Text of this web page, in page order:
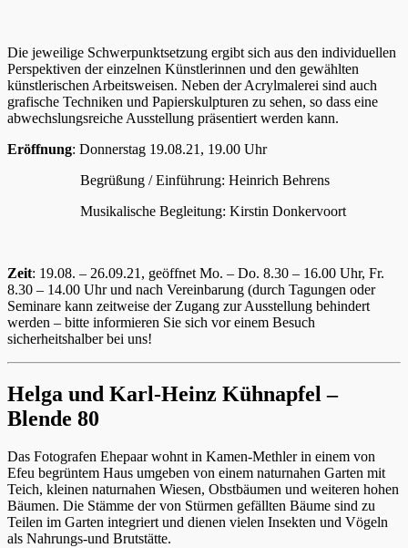
Die jeweilige Schwerpunktsetzung ergibt sich aus den individuellen
Perspektiven der einzelnen Künstlerinnen und den gewählten
künstlerischen Arbeitsweisen. Neben der Acrylmalerei sind auch
grafische Techniken und Papierskulpturen zu sehen, so dass eine
abwechslungsreiche Ausstellung präsentiert werden kann.
Eröffnung: Donnerstag 19.08.21, 19.00 Uhr
Begrüßung / Einführung: Heinrich Behrens
Musikalische Begleitung: Kirstin Donkervoort
Zeit: 19.08. – 26.09.21, geöffnet Mo. – Do. 8.30 – 16.00 Uhr, Fr.
8.30 – 14.00 Uhr und nach Vereinbarung (durch Tagungen oder
Seminare kann zeitweise der Zugang zur Ausstellung behindert
werden – bitte informieren Sie sich vor einem Besuch
sicherheitshalber bei uns!
Helga und Karl-Heinz Kühnapfel –
Blende 80
Das Fotografen Ehepaar wohnt in Kamen-Methler in einem von
Efeu begrüntem Haus umgeben von einem naturnahen Garten mit
Teich, kleinen naturnahen Wiesen, Obstbäumen und weiteren hohen
Bäumen. Die Stämme der von Stürmen gefällten Bäume sind zu
Teilen im Garten integriert und dienen vielen Insekten und Vögeln
als Nahrungs-und Brutstätte.